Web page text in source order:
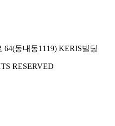
동내동1119) KERIS빌딩
RESERVED